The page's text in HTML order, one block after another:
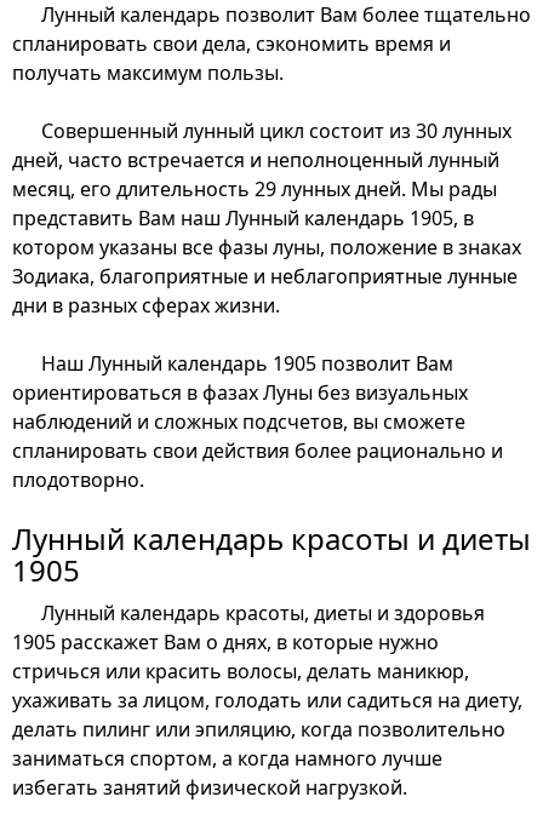
Лунный календарь позволит Вам более тщательно
спланировать свои дела, сэкономить время и
получать максимум пользы.
Совершенный лунный цикл состоит из 30 лунных
дней, часто встречается и неполноценный лунный
месяц, его длительность 29 лунных дней. Мы рады
представить Вам наш Лунный календарь 1905, в
котором указаны все фазы луны, положение в знаках
Зодиака, благоприятные и неблагоприятные лунные
дни в разных сферах жизни.
Наш Лунный календарь 1905 позволит Вам
ориентироваться в фазах Луны без визуальных
наблюдений и сложных подсчетов, вы сможете
спланировать свои действия более рационально и
плодотворно.
Лунный календарь красоты и диеты
1905
Лунный календарь красоты, диеты и здоровья
1905 расскажет Вам о днях, в которые нужно
стричься или красить волосы, делать маникюр,
ухаживать за лицом, голодать или садиться на диету,
делать пилинг или эпиляцию, когда позволительно
заниматься спортом, а когда намного лучше
избегать занятий физической нагрузкой.